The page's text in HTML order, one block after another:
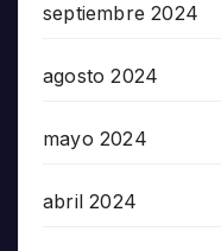
septiembre 2024
agosto 2024
mayo 2024
abril 2024